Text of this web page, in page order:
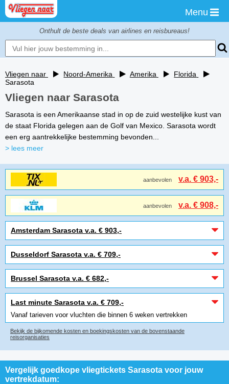
Menu
Onthult de beste deals van airlines en reisbureaus!
Vliegen naar Noord-Amerika Amerika
Florida
Sarasota
Vliegen naar Sarasota
Sarasota is een Amerikaanse stad in op de zuid westelijke kust van
de staat Florida gelegen aan de Golf van Mexico. Sarasota wordt
een erg aantrekkelijke bestemming bevonden...
> lees meer
aanbevolen v.a. € 903,-
aanbevolen v.a. € 908,-
Amsterdam Sarasota v.a. € 903,-
Dusseldorf Sarasota v.a. € 709,-
Brussel Sarasota v.a. € 682,-
Last minute Sarasota v.a. € 709,-
Vanaf tarieven voor vluchten die binnen 6 weken vertrekken
Bekijk de bijkomende kosten en boekingskosten van de bovenstaande
reisorganisaties
Vergelijk goedkope vliegtickets Sarasota voor jouw
vertrekdatum: